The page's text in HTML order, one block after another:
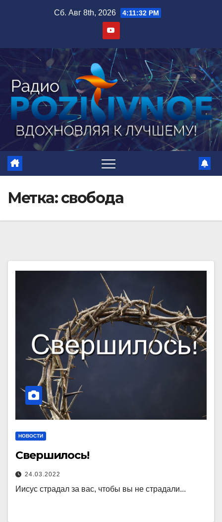
Сб. Авг 8th, 2026 4:11:32 PM
Метка:свобода
НОВОСТИ
Свершилось!
24.03.2022
Иисус страдал за вас, чтобы вы не страдали...